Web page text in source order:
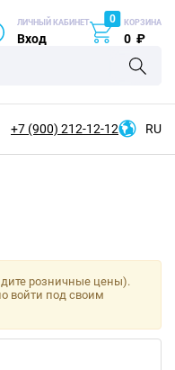
ЛИЧНЫЙ КАБИНЕТ
Вход
0 КОРЗИНА
0 ₽
+7 (900) 212-12-12 RU
розничные цены).
войти под своим